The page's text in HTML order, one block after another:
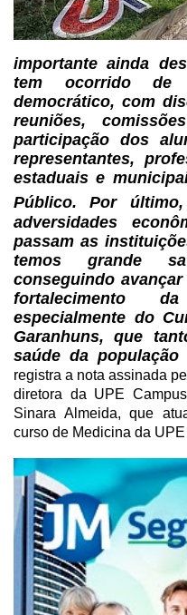
importante ainda
tem ocorrido de
democrático, com
reuniões, comissões
participação dos
representantes,
estaduais e
Público.
Por
adversidades
passam as
temos grande
conseguindo
fortalecimento
especialmente do
Garanhuns, que
saúde da população
registra a nota assinada
diretora da UPE
Sinara Almeida, que
curso de Medicina da